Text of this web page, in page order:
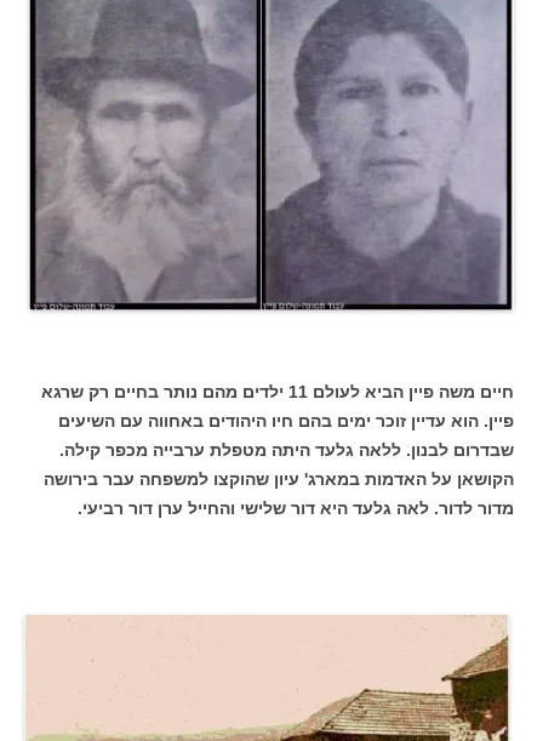
חיים משה פיין הביא לעולם 11 ילדים מהם נותר בחיים רק שרגא
פיין. הוא עדיין זוכר ימים בהם חיו היהודים באחווה עם השיעים
שבדרום לבנון. ללאה גלעד היתה מטפלת ערבייה מכפר קילה.
הקושאן על האדמות במארג' עיון שהוקצו למשפחה עבר בירושה
מדור לדור. לאה גלעד היא דור שלישי והחייל ערן דור רביעי.